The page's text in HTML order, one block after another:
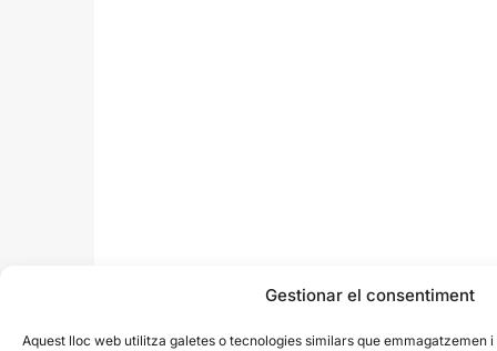
Gestionar el consentiment
Aquest lloc web utilitza galetes o tecnologies similars que emmagatzemen